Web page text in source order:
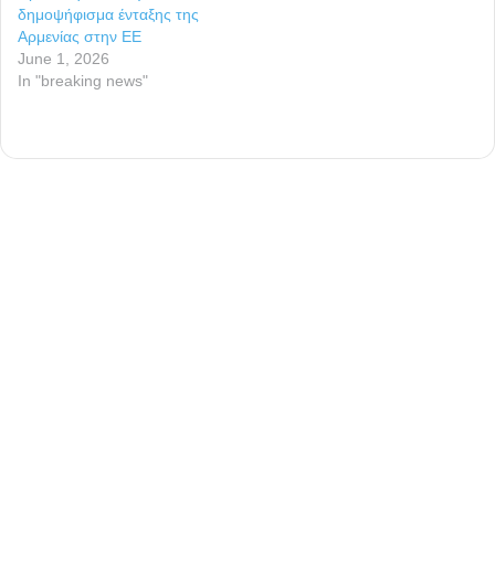
δημοψήφισμα ένταξης της
Αρμενίας στην ΕΕ
June 1, 2026
In "breaking news"